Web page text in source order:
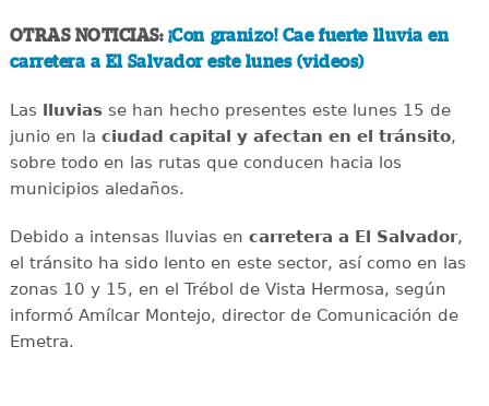
OTRAS NOTICIAS: ¡Con granizo! Cae fuerte lluvia en
carretera a El Salvador este lunes (videos)
Las lluviasse han hecho presentes este lunes 15 de
junio en la ciudad capital y afectan en el tránsito,
sobre todo en las rutas que conducen hacia los
municipios aledaños.
Debido a intensas lluvias en carretera a El Salvador,
el tránsito ha sido lento en este sector, así como en las
zonas 10 y 15, en el Trébol de Vista Hermosa, según
informó Amílcar Montejo, director de Comunicación de
Emetra.